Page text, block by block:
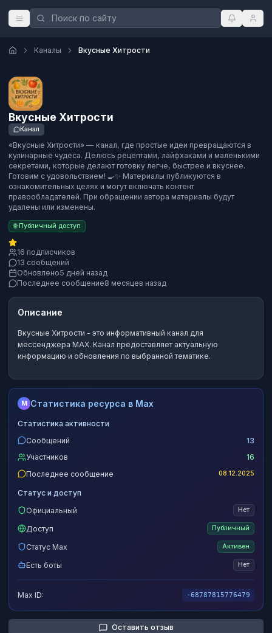
Каналы Вкусные Хитрости
Вкусные Хитрости
Канал
«Вкусные Хитрости» — канал, где простые идеи превращаются в
кулинарные чудеса. Делюсь рецептами, лайфхаками и маленькими
секретами, которые делают готовку легче, быстрее и вкуснее.
Готовим с удовольствием! 🍳✨ Материалы публикуются в
ознакомительных целях и могут включать контент
правообладателей. При обращении автора материалы будут
удалены или изменены.
🌐 Публичный доступ
16 подписчиков
13 сообщений
Обновлено5 дней назад
Последнее сообщение8 месяцев назад
Описание
Вкусные Хитрости - это информативный канал для
мессенджера MAX. Канал предоставляет актуальную
информацию и обновления по выбранной тематике.
M Статистика ресурса в Max
Статистика активности
Сообщений
13
Участников
16
Последнее сообщение
08.12.2025
Статус и доступ
Официальный
Нет
Доступ Публичный
Статус Max Активен
Есть боты Нет
Max ID: -68787815776479
Оставить отзыв